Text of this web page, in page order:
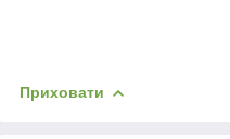
Приховати